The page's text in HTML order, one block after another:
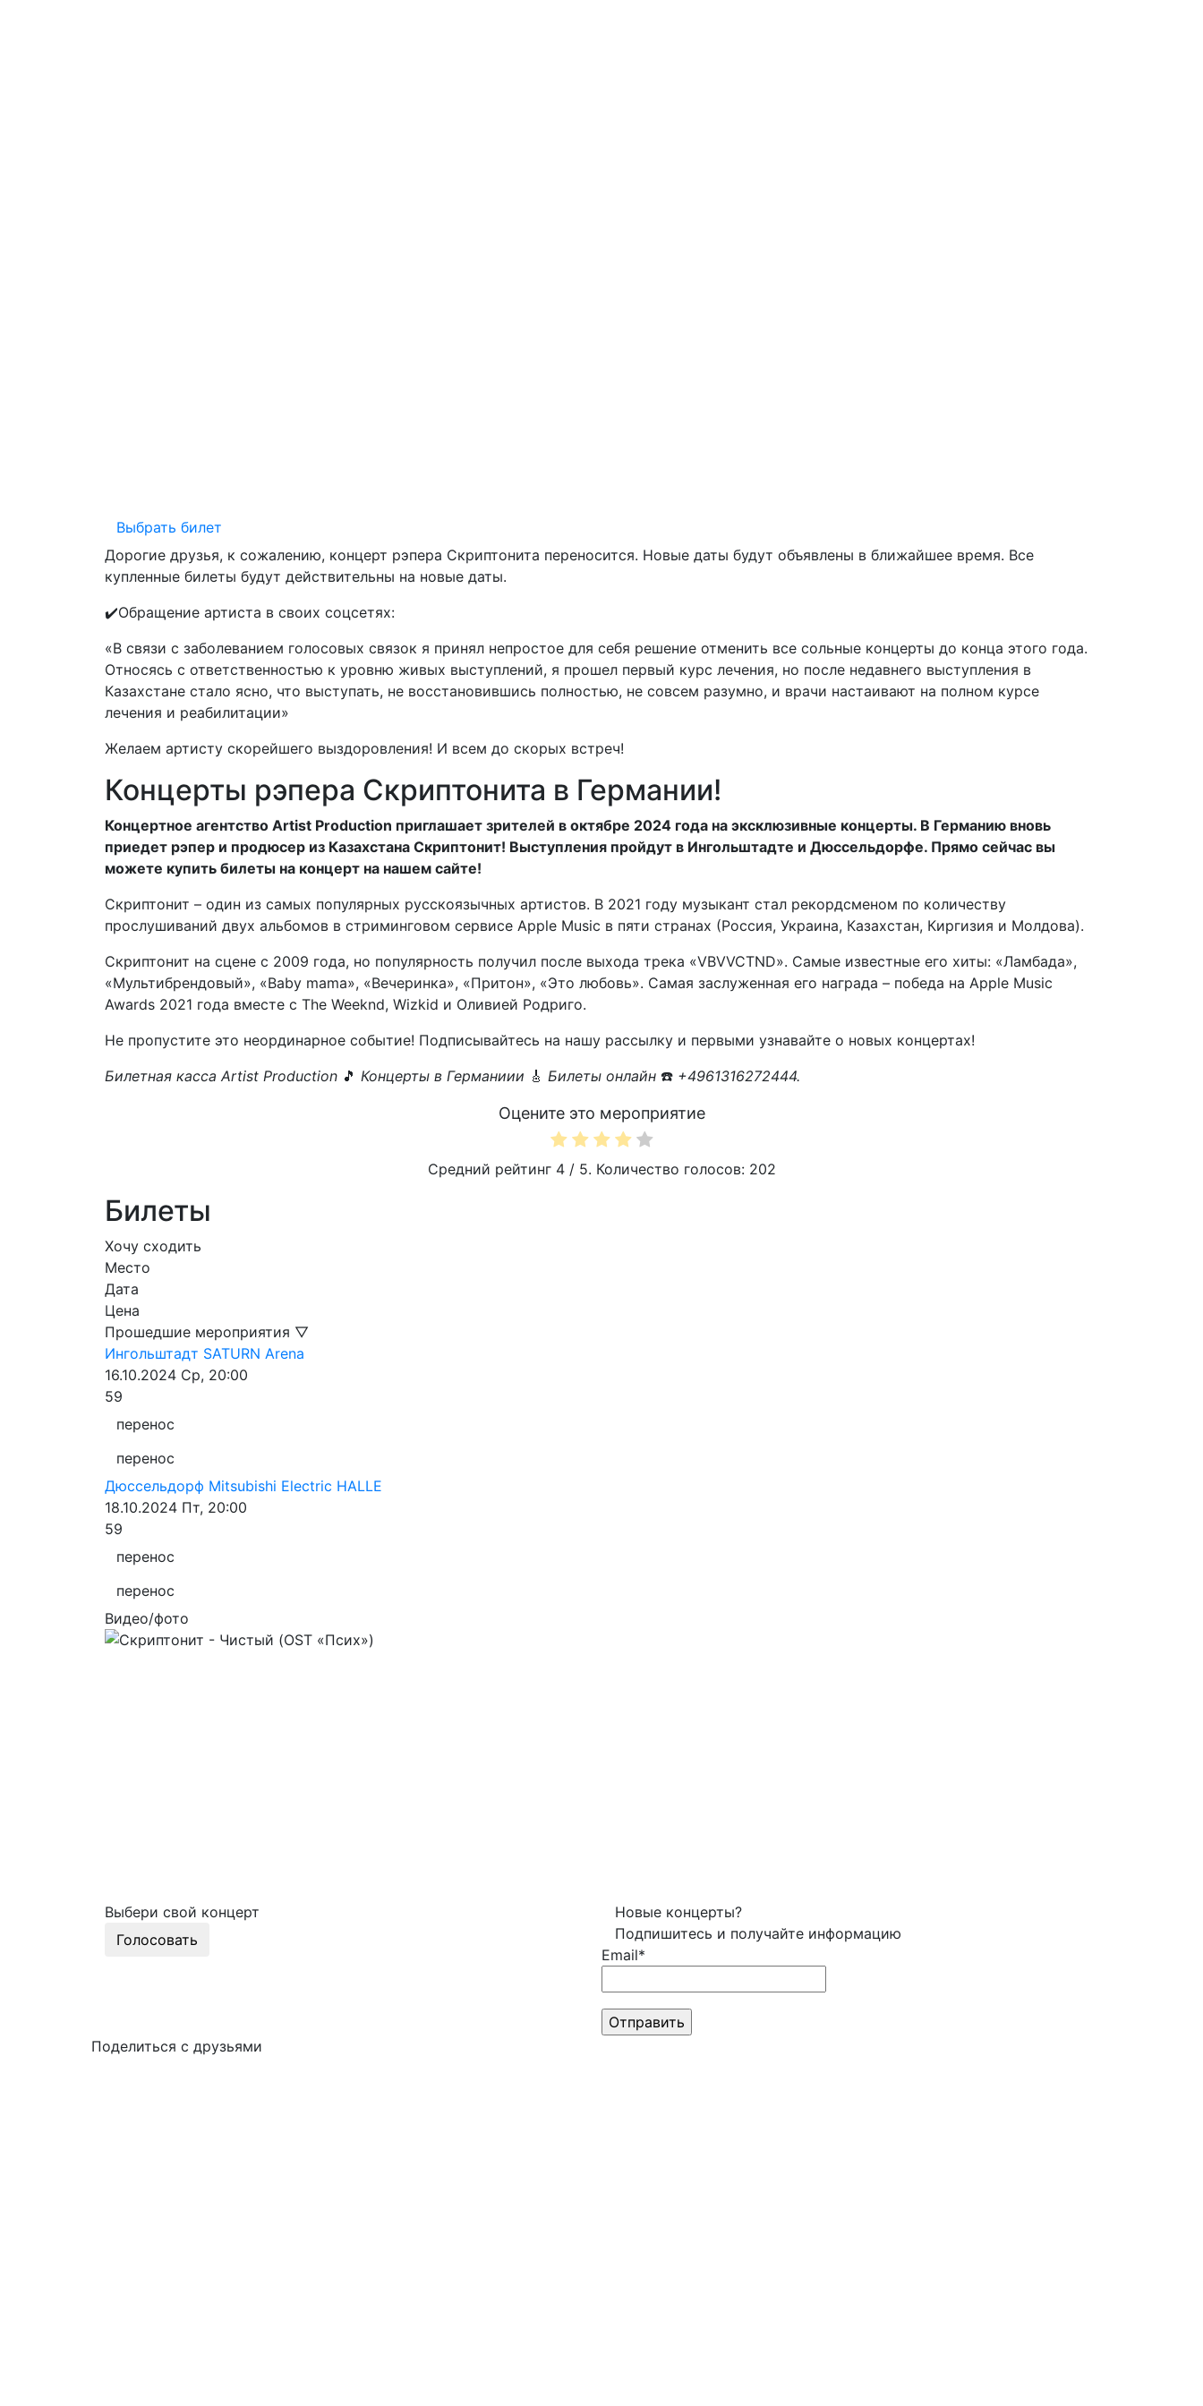
Выбрать билет
Дорогие друзья, к сожалению, концерт рэпера Скриптонита переносится. Новые даты будут объявлены в ближайшее время. Все
купленные билеты будут действительны на новые даты.
✔️Обращение артиста в своих соцсетях:
«В связи с заболеванием голосовых связок я принял непростое для себя решение отменить все сольные концерты до конца этого года.
Относясь с ответственностью к уровню живых выступлений, я прошел первый курс лечения, но после недавнего выступления в
Казахстане стало ясно, что выступать, не восстановившись полностью, не совсем разумно, и врачи настаивают на полном курсе
лечения и реабилитации»
Желаем артисту скорейшего выздоровления! И всем до скорых встреч!
Концерты рэпера Скриптонита в Германии!
Концертное агентство Artist Production приглашает зрителей в октябре 2024 года на эксклюзивные концерты. В Германию вновь
приедет рэпер и продюсер из Казахстана Скриптонит! Выступления пройдут в Ингольштадте и Дюссельдорфе. Прямо сейчас вы
можете купить билеты на концерт на нашем сайте!
Скриптонит – один из самых популярных русскоязычных артистов. В 2021 году музыкант стал рекордсменом по количеству
прослушиваний двух альбомов в стриминговом сервисе Apple Music в пяти странах (Россия, Украина, Казахстан, Киргизия и Молдова).
Скриптонит на сцене с 2009 года, но популярность получил после выхода трека «VBVVCTND». Самые известные его хиты: «Ламбада»,
«Мультибрендовый», «Baby mama», «Вечеринка», «Притон», «Это любовь». Самая заслуженная его награда – победа на Apple Music
Awards 2021 года вместе с The Weeknd, Wizkid и Оливией Родриго.
Не пропустите это неординарное событие! Подписывайтесь на нашу рассылку и первыми узнавайте о новых концертах!
Билетная касса Artist Production 🎵 Концерты в Германиии 🎸 Билеты онлайн ☎️ +4961316272444.
Оцените это мероприятие
Средний рейтинг 4/ 5. Количество голосов: 202
Билеты
Хочу сходить
Место
Дата
Цена
Прошедшие мероприятия ▽
Ингольштадт SATURN Arena
16.10.2024 Ср, 20:00
59
перенос
перенос
Дюссельдорф Mitsubishi Electric HALLE
18.10.2024 Пт, 20:00
59
перенос
перенос
Видео/фото
Выбери свой концерт
Голосовать
Новые концерты?
Подпишитесь и получайте информацию
Email*
Поделиться с друзьями